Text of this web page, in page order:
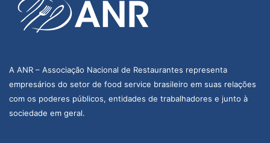
A ANR – Associação Nacional de Restaurantes representa
empresários do setor de food service brasileiro em suas relações
com os poderes públicos, entidades de trabalhadores e junto à
sociedade em geral.